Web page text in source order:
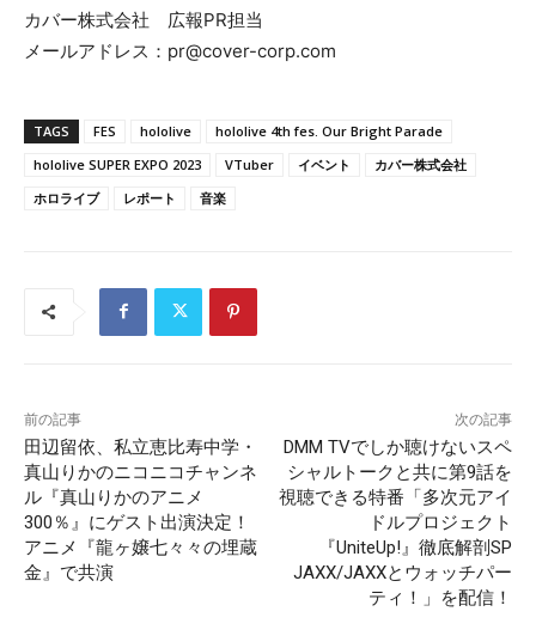
カバー株式会社 広報PR担当
メールアドレス：pr@cover-corp.com
TAGS FES hololive
hololive 4th fes. Our Bright Parade
hololive SUPER EXPO 2023
VTuber イベント
カバー株式会社
ホロライブ
レポート 音楽
前の記事
田辺留依、私立恵比寿中学・
真山りかのニコニコチャンネ
ル『真山りかのアニメ
300％』にゲスト出演決定！
アニメ『龍ヶ嬢七々々の埋蔵
金』で共演
次の記事
DMM TVでしか聴けないスペ
シャルトークと共に第9話を
視聴できる特番「多次元アイ
ドルプロジェクト
『UniteUp!』徹底解剖SP
JAXX/JAXXとウォッチパー
ティ！」を配信！